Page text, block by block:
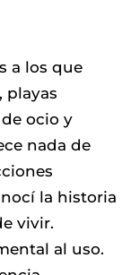
a los que
playas
ocio y
nada de
la historia
vivir.
al uso.